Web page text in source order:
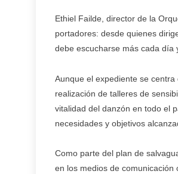
Ethiel Failde, director de la
portadores: desde quienes
debe escucharse más cada día
Aunque el expediente se
realización de talleres de
vitalidad del danzón en todo el
necesidades y objetivos
Como parte del plan de
en los medios de